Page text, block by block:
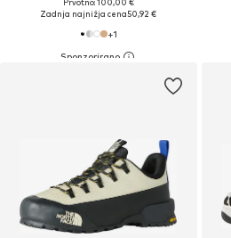
Zadnja najnižja cena50,92 €
+1